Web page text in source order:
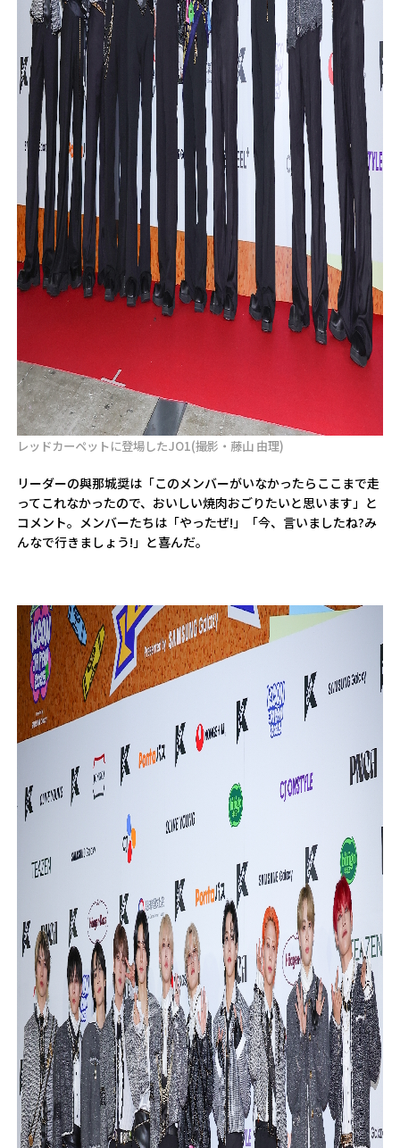
レッドカーペットに登場したJO1(撮影・藤山 由理)
リーダーの與那城奨は「このメンバーがいなかったらここまで走
ってこれなかったので、おいしい焼肉おごりたいと思います」と
コメント。メンバーたちは「やったぜ!」「今、言いましたね?み
んなで行きましょう!」と喜んだ。